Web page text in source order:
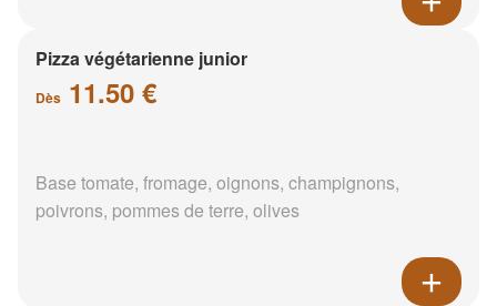
Pizza végétarienne junior
Dès 11.50 €
Base tomate, fromage, oignons, champignons,
poivrons, pommes de terre, olives